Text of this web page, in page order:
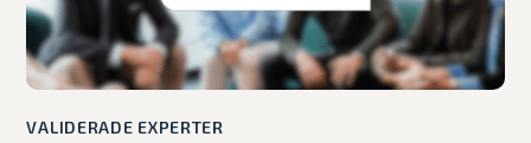
VALIDERADE EXPERTER